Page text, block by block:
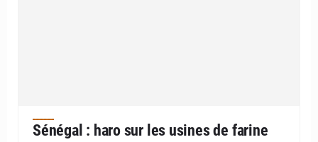
Sénégal : haro sur les usines de farine